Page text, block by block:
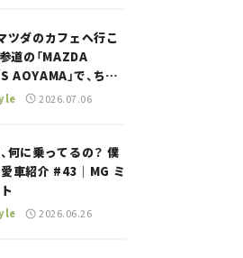
ツダのカフェへ行こ
道の「MAZDA
AOYAMA」で、ちょ
息。——連載｜CCG
2026.07.06
何に乗ってるの？ 僕
車紹介 #43｜MG ミ
2026.06.26